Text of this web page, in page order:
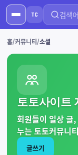
TC
홈 커뮤니티 소셜
토토사이트
회원들이 일상 글
누는 토토커뮤니
글쓰기